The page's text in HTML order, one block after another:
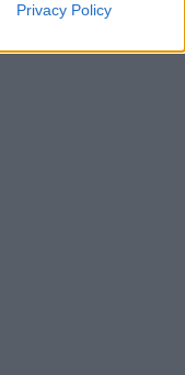
Privacy Policy